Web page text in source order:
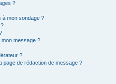
?
à mon sondage ?
mon message ?
?
page de rédaction de message ?